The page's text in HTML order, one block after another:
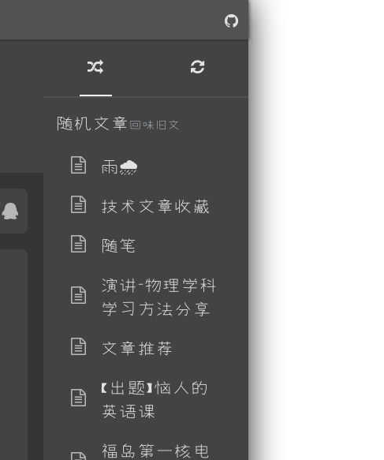
随机文章 回味旧文
雨🌧
技术文章收藏
随笔
演讲-物理学科
学习方法分享
文章推荐
【出题】恼人的
英语课
福岛第一核电